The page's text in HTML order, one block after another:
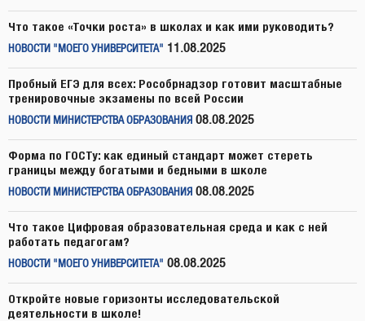
Что такое «Точки роста» в школах и как ими руководить?
НОВОСТИ "МОЕГО УНИВЕРСИТЕТА" 11.08.2025
Пробный ЕГЭ для всех: Рособрнадзор готовит масштабные
тренировочные экзамены по всей России
НОВОСТИ МИНИСТЕРСТВА ОБРАЗОВАНИЯ 08.08.2025
Форма по ГОСТу: как единый стандарт может стереть
границы между богатыми и бедными в школе
НОВОСТИ МИНИСТЕРСТВА ОБРАЗОВАНИЯ 08.08.2025
Что такое Цифровая образовательная среда и как с ней
работать педагогам?
НОВОСТИ "МОЕГО УНИВЕРСИТЕТА" 08.08.2025
Откройте новые горизонты исследовательской
деятельности в школе!